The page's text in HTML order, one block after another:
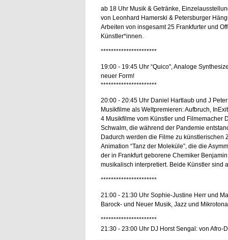
ab 18 Uhr Musik & Getränke,
von Leonhard Hamerski & Petersburger
Arbeiten von insgesamt 25 Frankfurter und
Künstler*innen.
**********************
19:00 - 19:45 Uhr “Quico", Analoge
neuer Form!
**********************
20:00 - 20:45 Uhr Daniel Hartlaub und J
Musikfilme als Weltpremieren: Aufbruch,
4 Musikfilme vom Künstler und Filmemacher
Schwalm, die während der Pandemie
Dadurch werden die Filme zu künstlerischen
Animation “Tanz der Moleküle”, die die
der in Frankfurt geborene Chemiker
musikalisch interpretiert. Beide Künstler sind
**********************
21:00 - 21:30 Uhr Sophie-Justine Herr und
Barock- und Neuer Musik, Jazz und
**********************
21:30 - 23:00 Uhr DJ Horst Sengal: von Afro-